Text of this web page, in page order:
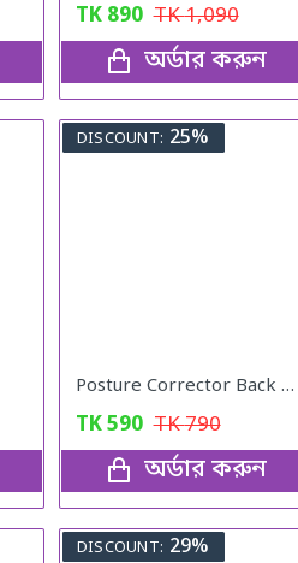
TK 890 TK1,090
অর্ডার করুন
DISCOUNT: 25%
Posture Corrector Back Adjustable Posture
TK590 TK790
অর্ডার করুন
DISCOUNT: 29%